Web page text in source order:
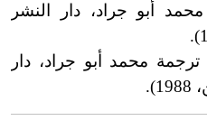
أبو جراد، دار النشر
محمد أبو جراد، دار